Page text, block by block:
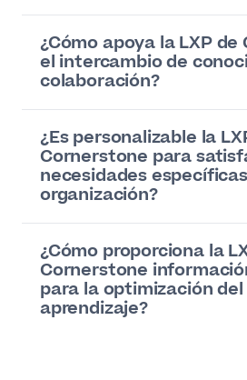
¿Cómo apoya la LXP
el intercambio de
colaboración?
¿Es personalizable la
Cornerstone para
necesidades
organización?
¿Cómo proporciona la
Cornerstone
para la optimización del
aprendizaje?